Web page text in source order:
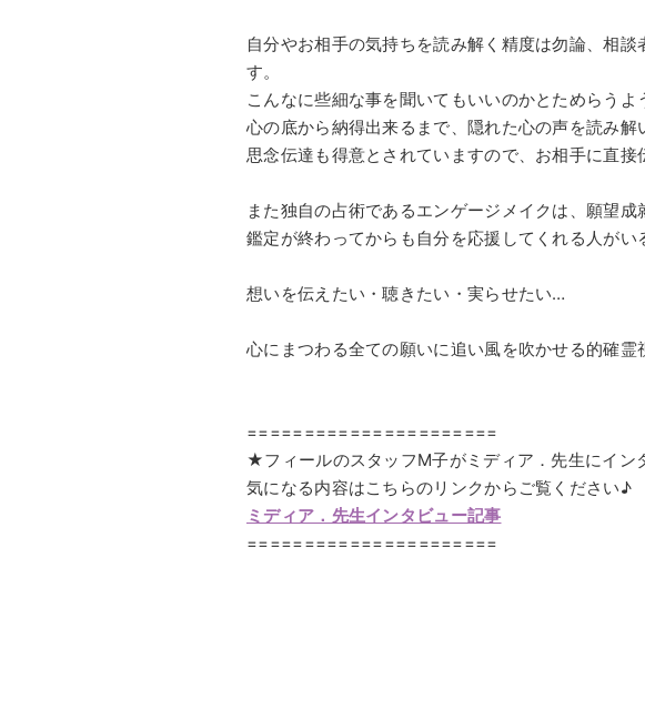
自分やお相手の気持ちを読み解く精度は勿論、相
す。
こんなに些細な事を聞いてもいいのかとためらう
心の底から納得出来るまで、隠れた心の声を読み解
思念伝達も得意とされていますので、お相手に直
また独自の占術であるエンゲージメイクは、願望
鑑定が終わってからも自分を応援してくれる人が
想いを伝えたい・聴きたい・実らせたい…
心にまつわる全ての願いに追い風を吹かせる的確
======================
★フィールのスタッフM子がミディア．先生にイン
気になる内容はこちらのリンクからご覧ください♪
ミディア．先生インタビュー記事
======================